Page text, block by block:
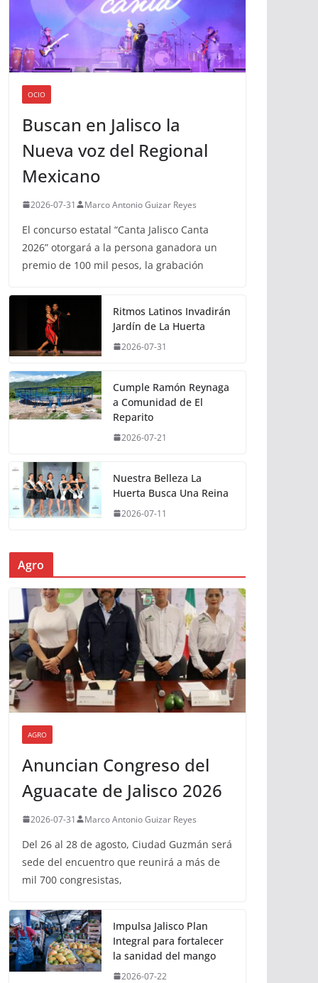
OCIO
Buscan en Jalisco la
Nueva voz del Regional
Mexicano
2026-07-31 Marco Antonio Guizar Reyes
El concurso estatal “Canta Jalisco Canta
2026” otorgará a la persona ganadora un
premio de 100 mil pesos, la grabación
Ritmos Latinos Invadirán
Jardín de La Huerta
2026-07-31
Cumple Ramón Reynaga
a Comunidad de El
Reparito
2026-07-21
Nuestra Belleza La
Huerta Busca Una Reina
2026-07-11
Agro
AGRO
Anuncian Congreso del
Aguacate de Jalisco 2026
2026-07-31 Marco Antonio Guizar Reyes
Del 26 al 28 de agosto, Ciudad Guzmán será
sede del encuentro que reunirá a más de
mil 700 congresistas,
Impulsa Jalisco Plan
Integral para fortalecer
la sanidad del mango
2026-07-22